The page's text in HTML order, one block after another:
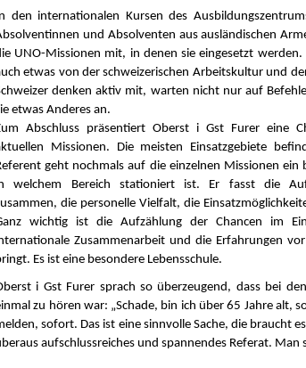
den internationalen Kursen des
und Absolventen aus ausländischen
UNO-Missionen mit, in denen sie eingesetzt
etwas von der schweizerischen Arbeitskultur und
denken aktiv mit, warten nicht nur auf
etwas Anderes an.
Abschluss präsentiert Oberst i Gst Furer eine
Missionen. Die meisten Einsatzgebiete
geht nochmals auf die einzelnen Missionen
welchem Bereich stationiert ist. Er fasst die
die personelle Vielfalt, die
wichtig ist die Aufzählung der Chancen im
Zusammenarbeit und die Erfahrungen
Es ist eine besondere Lebensschule.
i Gst Furer sprach so überzeugend, dass bei
zu hören war: „Schade, bin ich über 65 Jahre alt,
sofort. Das ist eine sinnvolle Sache, die braucht
aufschlussreiches und spannendes Referat. Man